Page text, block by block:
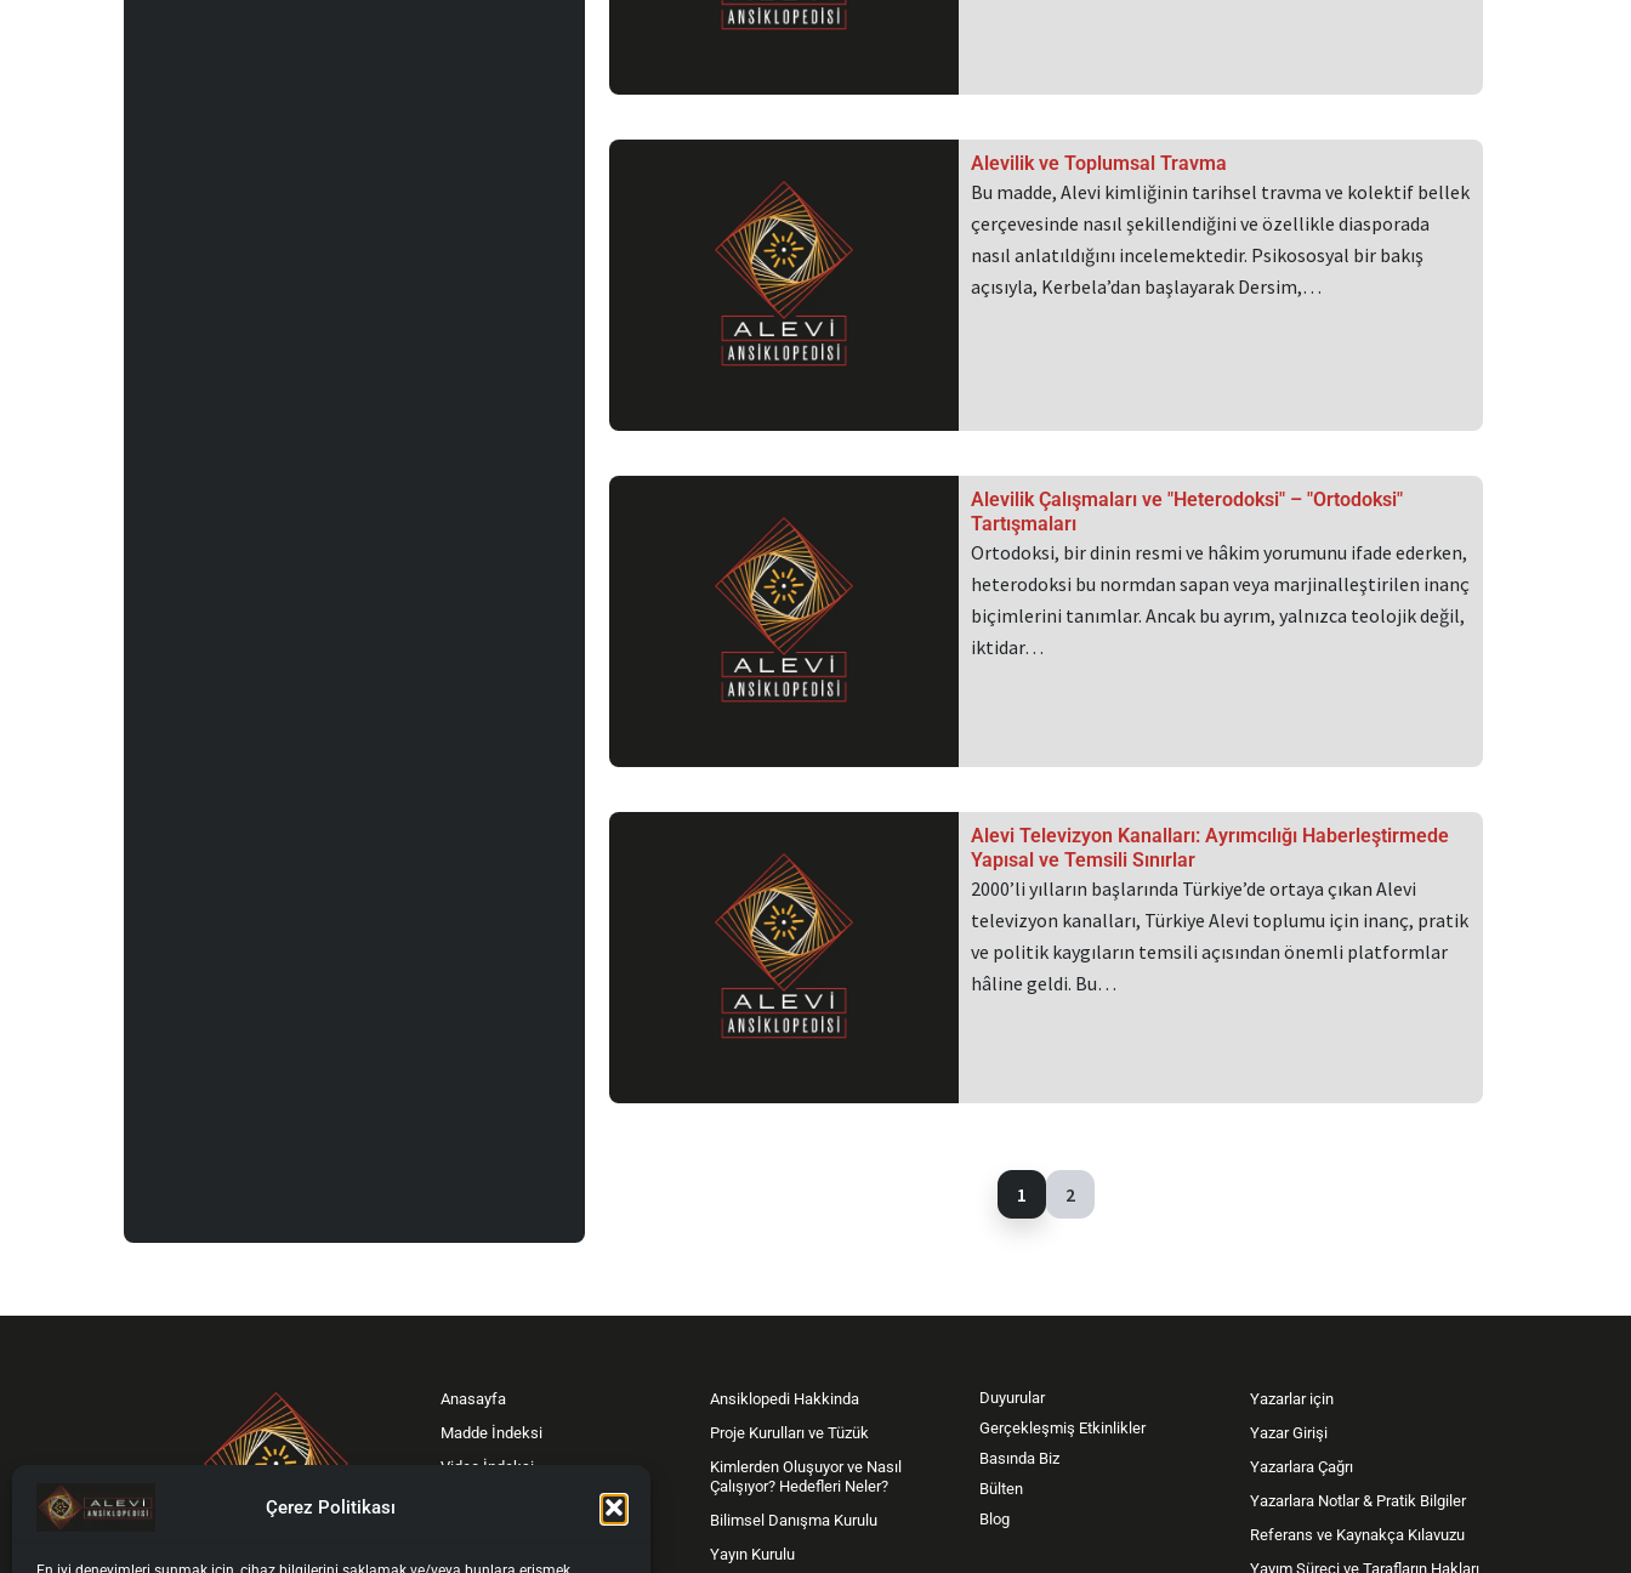
Çerez Politikası
Alevilik ve Toplumsal Travma
Bu madde, Alevi kimliğinin tarihsel travma ve kolektif bellek
çerçevesinde nasıl şekillendiğini ve özellikle diasporada
nasıl anlatıldığını incelemektedir. Psikososyal bir bakış
açısıyla, Kerbela’dan başlayarak Dersim,…
Alevilik Çalışmaları ve "Heterodoksi" – "Ortodoksi"
Tartışmaları
Ortodoksi, bir dinin resmi ve hâkim yorumunu ifade ederken,
heterodoksi bu normdan sapan veya marjinalleştirilen inanç
biçimlerini tanımlar. Ancak bu ayrım, yalnızca teolojik değil,
iktidar…
Alevi Televizyon Kanalları: Ayrımcılığı Haberleştirmede
Yapısal ve Temsili Sınırlar
2000’li yılların başlarında Türkiye’de ortaya çıkan Alevi
televizyon kanalları, Türkiye Alevi toplumu için inanç, pratik
ve politik kaygıların temsili açısından önemli platformlar
hâline geldi. Bu…
1 2
Anasayfa
Madde İndeksi
Video İndeksi
İletişim
Ansiklopedi Hakkinda
Proje Kurulları ve Tüzük
Kimlerden Oluşuyor ve Nasıl
Çalışıyor? Hedefleri Neler?
Bilimsel Danışma Kurulu
Yayın Kurulu
Duyurular
Gerçekleşmiş Etkinlikler
Basında Biz
Bülten
Blog
Yazarlar için
Yazar Girişi
Yazarlara Çağrı
Yazarlara Notlar & Pratik Bilgiler
Referans ve Kaynakça Kılavuzu
Yayım Süreci ve Tarafların Hakları